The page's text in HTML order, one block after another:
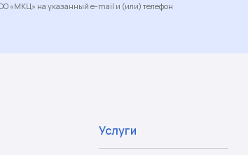
«МКЦ» на указанный e-mail и (или) телефон
Услуги